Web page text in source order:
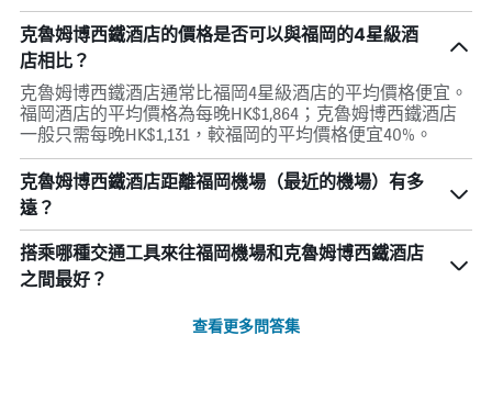
克魯姆博西鐵酒店的價格是否可以與福岡的4星級酒
店相比？
克魯姆博西鐵酒店通常比福岡4星級酒店的平均價格便宜。
福岡酒店的平均價格為每晚HK$1,864；克魯姆博西鐵酒店
一般只需每晚HK$1,131，較福岡的平均價格便宜40%。
克魯姆博西鐵酒店距離福岡機場（最近的機場）有多
遠？
搭乘哪種交通工具來往福岡機場和克魯姆博西鐵酒店
之間最好？
查看更多問答集